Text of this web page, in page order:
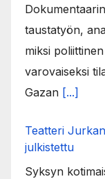
taustatyön,
miksi
varovaiseksi
Gazan [...]
Teatteri
julkistettu
Syksyn